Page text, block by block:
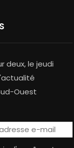
deux, le jeudi
Ouest